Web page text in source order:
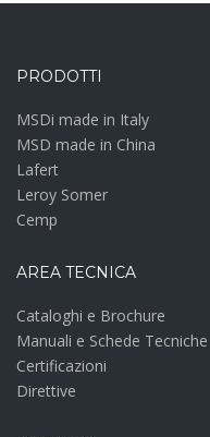
PRODOTTI
MSDi made in Italy
MSD made in China
Lafert
Leroy Somer
Cemp
AREA TECNICA
Cataloghi e Brochure
Manuali e Schede Tecniche
Certificazioni
Direttive